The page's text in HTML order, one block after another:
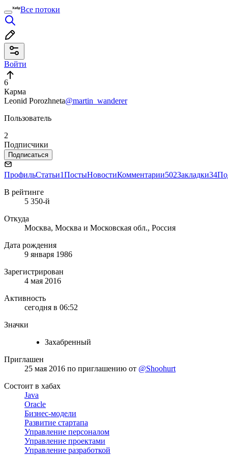
Все потоки
Войти
6
Карма
Leonid Porozhneta@martin_wanderer
Пользователь
2
Подписчики
Подписаться
ПрофильСтатьи1ПостыНовостиКомментарии502Закладки34
В рейтинге
5 350-й
Откуда
Москва, Москва и Московская обл., Россия
Дата рождения
9 января 1986
Зарегистрирован
4 мая 2016
Активность
сегодня в 06:52
Значки
Захабренный
Приглашен
25 мая 2016 по приглашению от @Shoohurt
Состоит в хабах
Java
Oracle
Бизнес-модели
Развитие стартапа
Управление персоналом
Управление проектами
Управление разработкой